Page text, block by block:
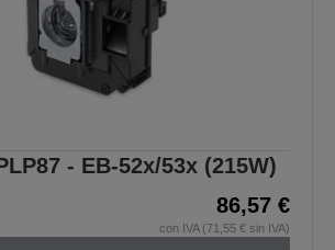
- EB-52x/53x (215W)
86,57 €
con IVA (71,55 € sin IVA)